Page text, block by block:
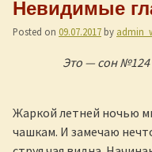
Невидимые
Posted on 09.07.2017 by
Это — сон №124
Жаркой летней ночью
чашкам. И замечаю